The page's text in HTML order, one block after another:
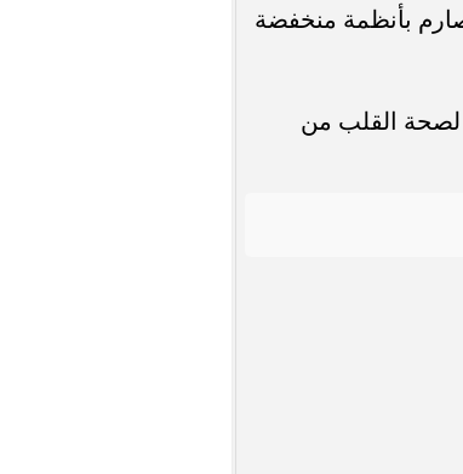
بأنظمة منخفضة
لصحة القلب من